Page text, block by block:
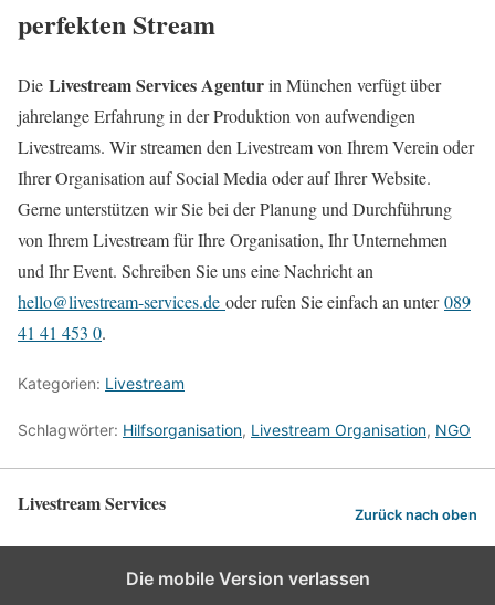
perfekten Stream
Die Livestream Services Agenturin München verfügt über
jahrelange Erfahrung in der Produktion von aufwendigen
Livestreams. Wir streamen den Livestream von Ihrem Verein oder
Ihrer Organisation auf Social Media oder auf Ihrer Website.
Gerne unterstützen wir Sie bei der Planung und Durchführung
von Ihrem Livestream für Ihre Organisation, Ihr Unternehmen
und Ihr Event. Schreiben Sie uns eine Nachricht an
hello@livestream-services.de oder rufen Sie einfach an unter089
41 41 453 0.
Kategorien: Livestream
Schlagwörter: Hilfsorganisation, Livestream Organisation, NGO
Livestream Services Zurück nach oben
Die mobile Version verlassen